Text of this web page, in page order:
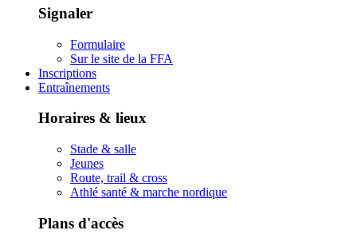
Signaler
Formulaire
Sur le site de la FFA
Inscriptions
Entraînements
Horaires & lieux
Stade & salle
Jeunes
Route, trail & cross
Athlé santé & marche nordique
Plans d'accès